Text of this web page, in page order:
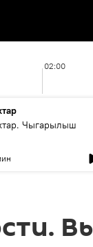
02:00
Чыгарылыш